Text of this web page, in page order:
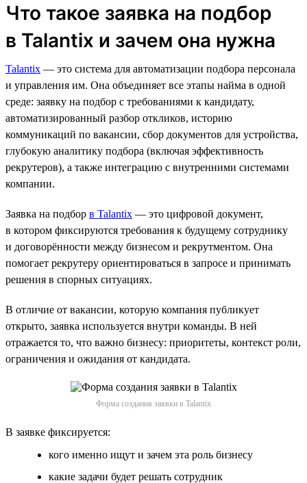
Что такое заявка на подбор
в Talantix и зачем она нужна
Talantix — это система для автоматизации подбора персонала
и управления им. Она объединяет все этапы найма в одной
среде: заявку на подбор с требованиями к кандидату,
автоматизированный разбор откликов, историю
коммуникаций по вакансии, сбор документов для устройства,
глубокую аналитику подбора (включая эффективность
рекрутеров), а также интеграцию с внутренними системами
компании.
Заявка на подбор в Talantix — это цифровой документ,
в котором фиксируются требования к будущему сотруднику
и договорённости между бизнесом и рекрутментом. Она
помогает рекрутеру ориентироваться в запросе и принимать
решения в спорных ситуациях.
В отличие от вакансии, которую компания публикует
открыто, заявка используется внутри команды. В ней
отражается то, что важно бизнесу: приоритеты, контекст роли,
ограничения и ожидания от кандидата.
Форма создания заявки в Talantix
В заявке фиксируется:
кого именно ищут и зачем эта роль бизнесу
какие задачи будет решать сотрудник